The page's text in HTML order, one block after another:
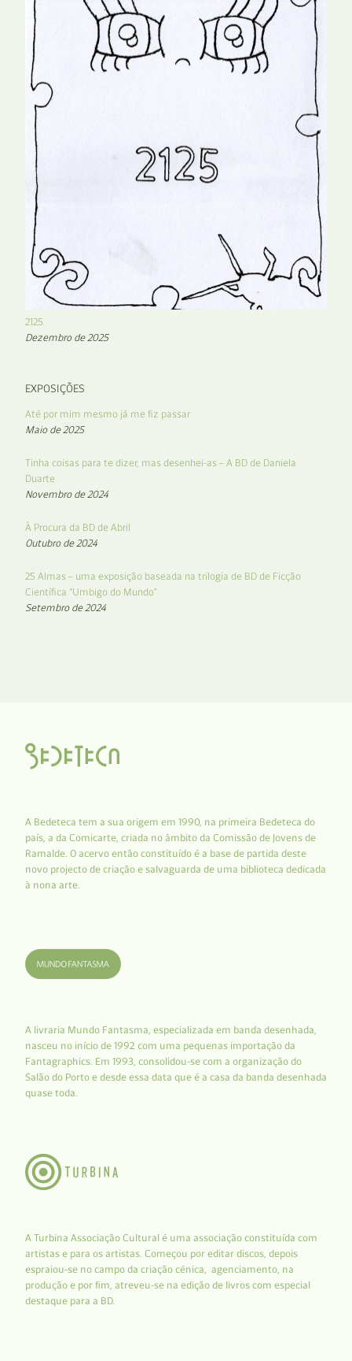
2125
Dezembro de 2025
EXPOSIÇÕES
Até por mim mesmo já me fiz passar
Maio de 2025
Tinha coisas para te dizer, mas desenhei-as – A BD de Daniela
Duarte
Novembro de 2024
À Procura da BD de Abril
Outubro de 2024
25 Almas – uma exposição baseada na trilogia de BD de Ficção
Científica “Umbigo do Mundo”
Setembro de 2024
A Bedeteca tem a sua origem em 1990, na primeira Bedeteca do
país, a da Comicarte, criada no âmbito da Comissão de Jovens de
Ramalde. O acervo então constituído é a base de partida deste
novo projecto de criação e salvaguarda de uma biblioteca dedicada
à nona arte.
A livraria Mundo Fantasma, especializada em banda desenhada,
nasceu no início de 1992 com uma pequenas importação da
Fantagraphics. Em 1993, consolidou-se com a organização do
Salão do Porto e desde essa data que é a casa da banda desenhada
quase toda.
A Turbina Associação Cultural é uma associação constituída com
artistas e para os artistas. Começou por editar discos, depois
espraiou-se no campo da criação cénica, agenciamento, na
produção e por fim, atreveu-se na edição de livros com especial
destaque para a BD.